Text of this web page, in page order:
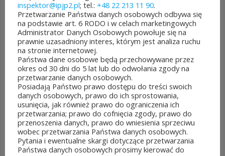
JUBILEUSZOWE XXV MISTRZOSTWA POLSKI
DUCHOWIEŃSTWA W SZACHACH
KLASYCZNYCH.
10 lipca&7b19p;2026
W dniach 6–10 lipca 2026 r. w
Collegium Marianum w
Pelplinie odbyły się
Jubileuszowe XXV
inspektor@ipjp2.pl; tel.: +48 22 213 11 90.
Przetwarzanie Państwa danych osobowych odbywa się
na podstawie art. 6 RODO i w celach marketingowych
Administrator Danych Osobowych powołuje się na
prawnie uzasadniony interes, którym jest analiza ruchu
na stronie internetowej.
Państwa dane osobowe będą przechowywane przez
okres od 30 dni do 5 lat lub do odwołania zgody na
przetwarzanie danych osobowych.
Posiadają Państwo prawo dostępu do treści swoich
danych osobowych, prawo do ich sprostowania,
usunięcia, jak również prawo do ograniczenia ich
przetwarzania; prawo do cofnięcia zgody, prawo do
przenoszenia danych, prawo do wniesienia sprzeciwu
wobec przetwarzania Państwa danych osobowych.
Pytania i ewentualne skargi dotyczące przetwarzania
Państwa danych osobowych prosimy kierować do